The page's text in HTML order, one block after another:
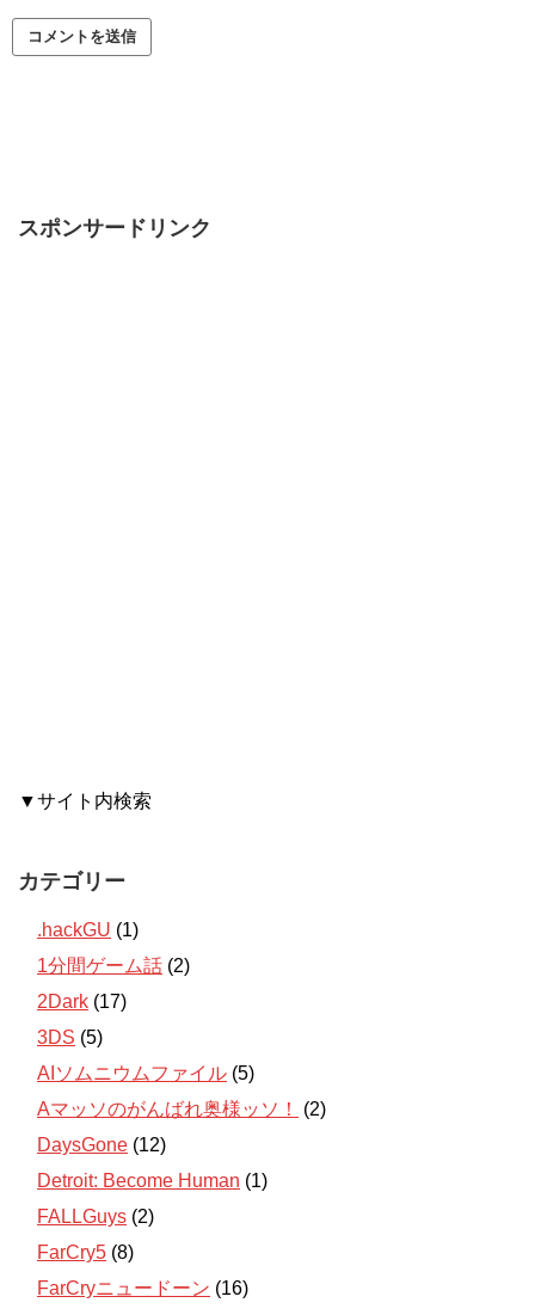
スポンサードリンク
▼サイト内検索
カテゴリー
.hackGU (1)
1分間ゲーム話 (2)
2Dark (17)
3DS (5)
AIソムニウムファイル (5)
Aマッソのがんばれ奥様ッソ！
(2)
DaysGone (12)
Detroit: Become Human (1)
FALLGuys (2)
FarCry5 (8)
FarCryニュードーン (16)